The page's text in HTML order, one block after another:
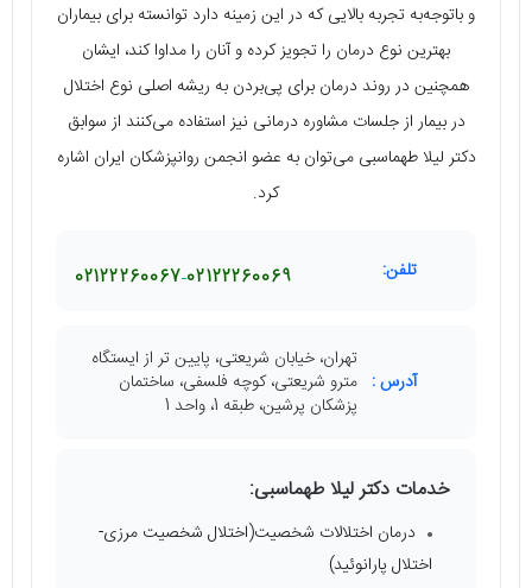
و باتوجه‌به تجربه بالایی که در این زمینه دارد توانسته برای بیماران
بهترین نوع درمان را تجویز کرده و آنان را مداوا کند، ایشان
همچنین در روند درمان برای پی‌بردن به ریشه اصلی نوع اختلال
در بیمار از جلسات مشاوره درمانی نیز استفاده می‌کنند از سوابق
دکتر لیلا طهماسبی می‌توان به عضو انجمن روانپزشکان ایران اشاره
کرد.
تلفن: 02122260069
02122260067
آدرس :
تهران، خیابان شریعتی، پایین تر از ایستگاه
مترو شریعتی، کوچه فلسفی، ساختمان
پزشکان پرشین، طبقه 1، واحد 1
خدمات دکتر لیلا طهماسبی:
درمان اختلالات شخصیت(اختلال شخصیت مرزی-
اختلال پارانوئید)